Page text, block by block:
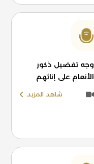
وجه تفضيل ذكور
الأنعام على إناثهم
شاهد المزيد